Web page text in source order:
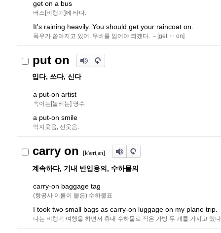
get on a bus
버스[비행기]에 타다.
It's raining heavily. You should get your raincoat on.
폭우가 쏟아지고 있어. 우비를 입어야 되겠다. －[get ‥ on]
put on
입다, 쓰다, 신다
a put-on artist
속이는[놀리는] 명수
a put-on smile
억지웃음, 선웃음.
carry on [k'æri,an]
계속하다, 기내 반입용의, 수하물의
carry-on baggage tag
(항공사 이름이 붙은) 수하물표
I took two small bags as carry-on luggage on my plane trip.
나는 비행기 여행을 하면서 휴대 수하물로 작은 가방 두 개를 가지고 탔